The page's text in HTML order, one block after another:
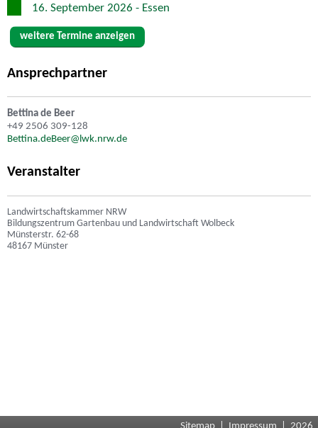
16. September 2026 - Essen
weitere Termine anzeigen
Ansprechpartner
Bettina de Beer
+49 2506 309-128
Bettina.deBeer@lwk.nrw.de
Veranstalter
Landwirtschaftskammer NRW
Bildungszentrum Gartenbau und Landwirtschaft Wolbeck
Münsterstr. 62-68
48167 Münster